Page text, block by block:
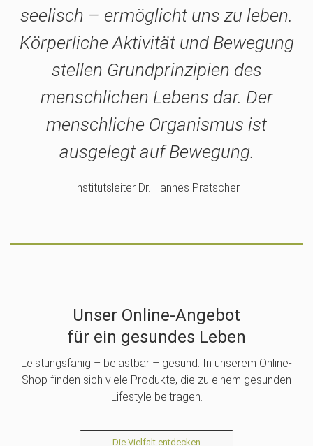
seelisch – ermöglicht uns zu leben.
Körperliche Aktivität und Bewegung
stellen Grundprinzipien des
menschlichen Lebens dar. Der
menschliche Organismus ist
ausgelegt auf Bewegung.
Institutsleiter Dr. Hannes Pratscher
Unser Online-Angebot
für ein gesundes Leben
Leistungsfähig – belastbar – gesund: In unserem Online-
Shop finden sich viele Produkte, die zu einem gesunden
Lifestyle beitragen.
Die Vielfalt entdecken